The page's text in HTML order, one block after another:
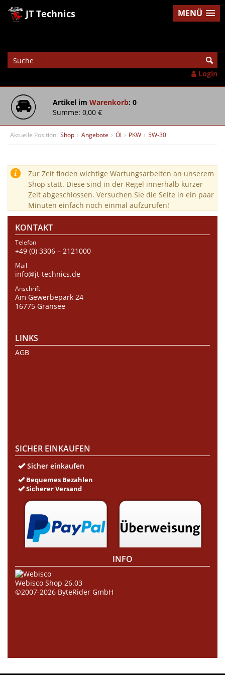
JT Technics MENÜ
Login
Artikel im Warenkorb: 0
Summe: 0,00 €
Aktuelle Position: Shop › Angebote › Öl › PKW › 5W-30
Zur Zeit finden wichtige Wartungsarbeiten an unserem
Shop statt. Diese sind in der Regel innerhalb kurzer
Zeit abgeschlossen. Versuchen Sie die Seite in ein paar
Minuten einfach noch einmal aufzurufen!
KONTAKT
Telefon
+49 (0) 3306 – 2121000
Mail
info@jt-technics.de
Anschrift
Am Gewerbepark 24
16775 Gransee
LINKS
AGB
SICHER EINKAUFEN
Sicher einkaufen
Bequemes Bezahlen
Sicherer Versand
INFO
Webisco Shop 26.03
©2007-2026 ByteRider GmbH